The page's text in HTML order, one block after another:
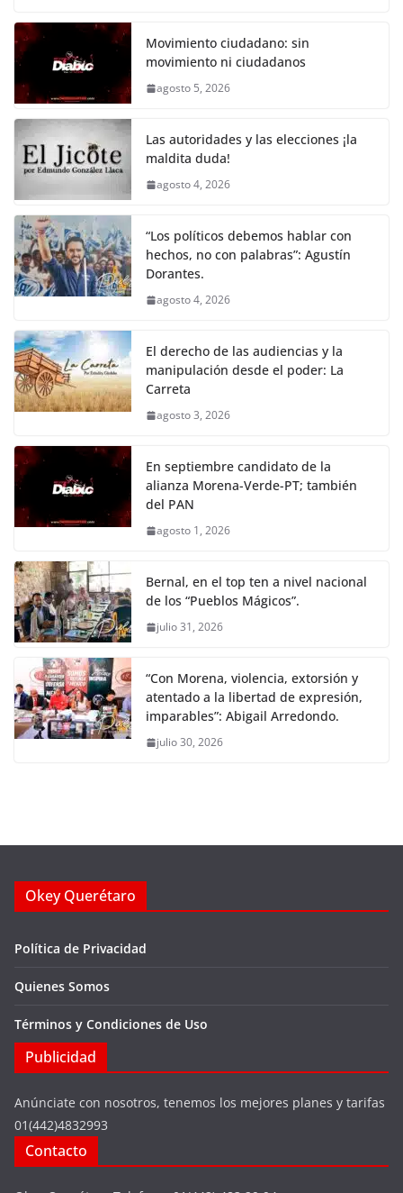
k
c
e
b
o
o
k
itt
er s
A
p
y
Li
k
gr
a
e
Movimiento ciudadano: sin
movimiento ni ciudadanos
agosto 5, 2026
Las autoridades y las elecciones ¡la
maldita duda!
agosto 4, 2026
“Los políticos debemos hablar con
hechos, no con palabras”: Agustín
Dorantes.
agosto 4, 2026
El derecho de las audiencias y la
manipulación desde el poder: La
Carreta
agosto 3, 2026
En septiembre candidato de la
alianza Morena-Verde-PT; también
del PAN
agosto 1, 2026
Bernal, en el top ten a nivel nacional
de los “Pueblos Mágicos”.
julio 31, 2026
“Con Morena, violencia, extorsión y
atentado a la libertad de expresión,
imparables”: Abigail Arredondo.
julio 30, 2026
Okey Querétaro
Política de Privacidad
Quienes Somos
Términos y Condiciones de Uso
Publicidad
Anúnciate con nosotros, tenemos los mejores planes y tarifas
01(442)4832993
Contacto